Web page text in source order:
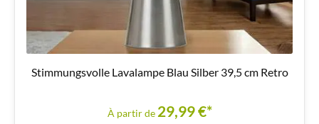
Stimmungsvolle Lavalampe Blau Silber 39,5 cm Retro
À partir de 29,99 €*